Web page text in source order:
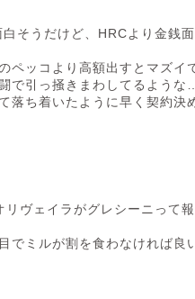
そうだけど、HRCより金銭
ペッコより高額出すとマズイ
で引っ掻きまわしてるような…
落ち着いたように早く契約決
リヴェイラがグレシーニって
でミルが割を食わなければ良